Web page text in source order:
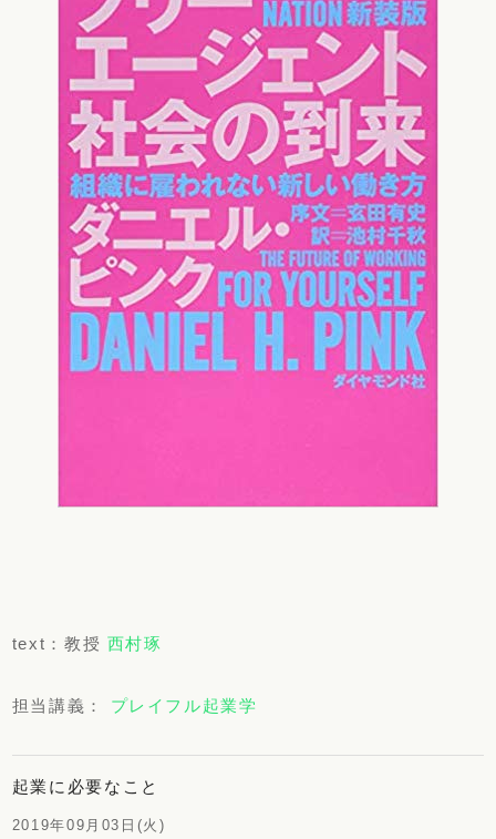
text：教授 西村琢
担当講義： プレイフル起業学
起業に必要なこと
2019年09月03日(火)